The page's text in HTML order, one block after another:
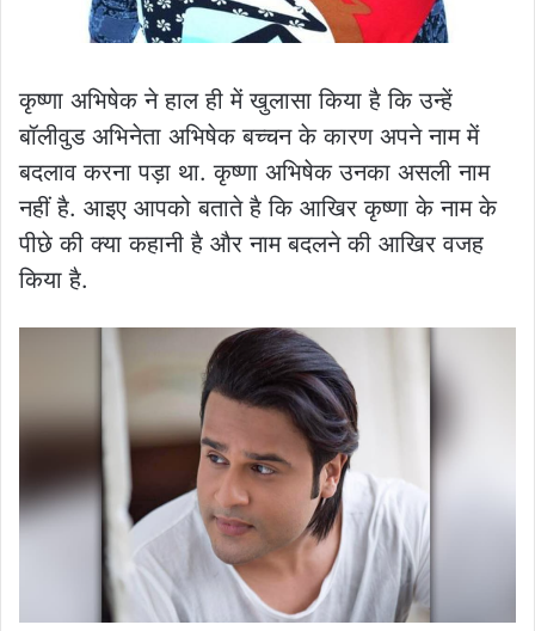
कृष्णा अभिषेक ने हाल ही में खुलासा किया है कि उन्हें
बॉलीवुड अभिनेता अभिषेक बच्चन के कारण अपने नाम में
बदलाव करना पड़ा था. कृष्णा अभिषेक उनका असली नाम
नहीं है. आइए आपको बताते है कि आखिर कृष्णा के नाम के
पीछे की क्या कहानी है और नाम बदलने की आखिर वजह
किया है.